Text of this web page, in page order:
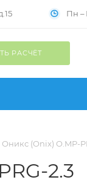
Пн –
РАСЧЁТ
(Onix) O.MP-
2.3